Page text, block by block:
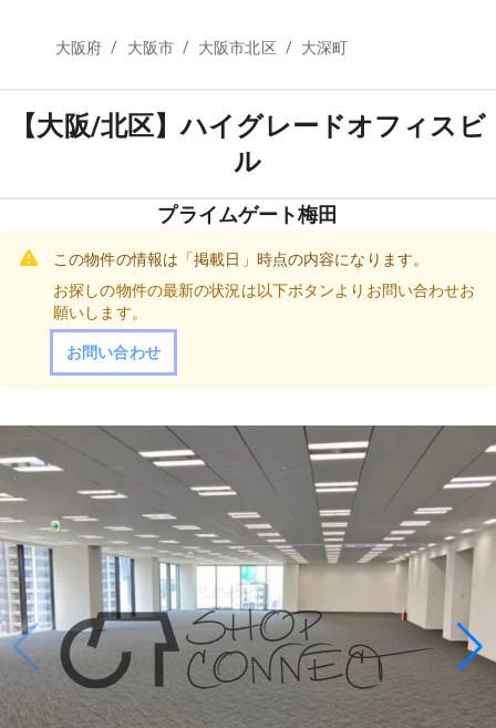
大阪府 / 大阪市 / 大阪市北区 / 大深町
【大阪/北区】ハイグレードオフィスビ
ル
プライムゲート梅田
この物件の情報は「掲載日」時点の内容になります。
お探しの物件の最新の状況は以下ボタンよりお問い合わせお
願いします。
お問い合わせ